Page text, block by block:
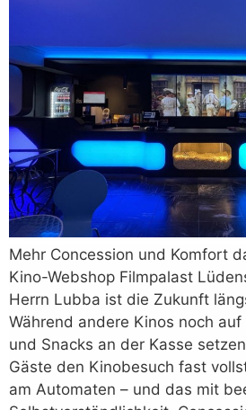
Mehr Concession und Komfort
Kino-Webshop Filmpalast
Herrn Lubba ist die Zukunft
Während andere Kinos noch
und Snacks an der Kasse
Gäste den Kinobesuch fast
am Automaten – und das mit